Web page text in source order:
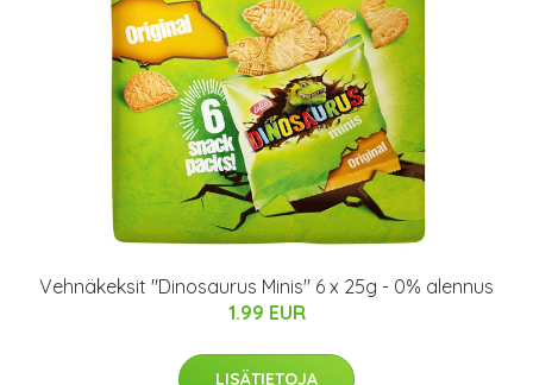
Vehnäkeksit "Dinosaurus Minis" 6 x 25g - 0% alennus
1.99 EUR
LISÄTIETOJA